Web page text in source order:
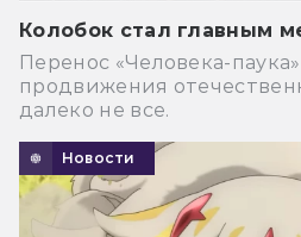
Колобок стал главным
Перенос «Человека-
продвижения
далеко не все.
Новости